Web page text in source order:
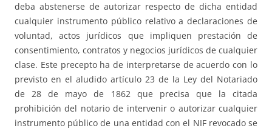
deba abstenerse de autorizar respecto de dicha entidad
cualquier instrumento público relativo a declaraciones de
voluntad, actos jurídicos que impliquen prestación de
consentimiento, contratos y negocios jurídicos de cualquier
clase. Este precepto ha de interpretarse de acuerdo con lo
previsto en el aludido artículo 23 de la Ley del Notariado
de 28 de mayo de 1862 que precisa que la citada
prohibición del notario de intervenir o autorizar cualquier
instrumento público de una entidad con el NIF revocado se